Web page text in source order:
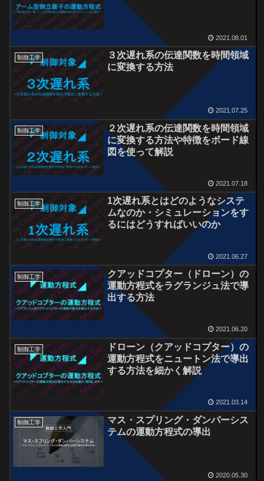
2021.08.01
制御工学
３次遅れ系の伝達関数を時間領域
に変換する方法
2021.07.25
制御工学
２次遅れ系の伝達関数を時間領域
に変換する方法や特徴をボード線
図を使って解説
2021.07.18
制御工学
1次遅れ系とはどのようなシステ
ムなのか・シミュレーションをす
るにはどうすればいいのか
2021.06.27
制御工学
クアッドコプター（ドローン）の
運動方程式をラグランジュ法で導
出する方法
2021.06.20
制御工学
ドローン（クアッドコプター）の
運動方程式をニュートン法で導出
する方法を細かく解説
2021.03.14
制御工学
マス・スプリング・ダンパーシス
テムの運動方程式の導出
2020.05.30